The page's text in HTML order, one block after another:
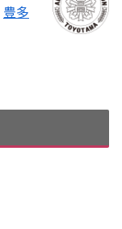
豊多